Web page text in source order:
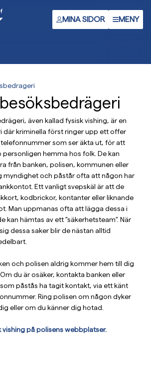
MINA SIDOR MENY
även kallad fysisk vishing, är en
där kriminella först ringer upp ett offer
som ser äkta ut, för att
hemma hos folk. De kan
från banken, polisen, kommunen eller
myndighet och påstår ofta att någon har
Ett vanligt svepskäl är att de
kodbrickor, kontanter eller liknande
Man uppmanas ofta att lägga dessa i
kan hämtas av ett ”säkerhetsteam”. När
dessa saker blir de nästan alltid
och polisen aldrig kommer hem till dig
du är osäker, kontakta banken eller
påstås ha tagit kontakt, via ett känt
Ring polisen om någon dyker
eller om du känner dig hotad.
vishing på polisens webbplatser.